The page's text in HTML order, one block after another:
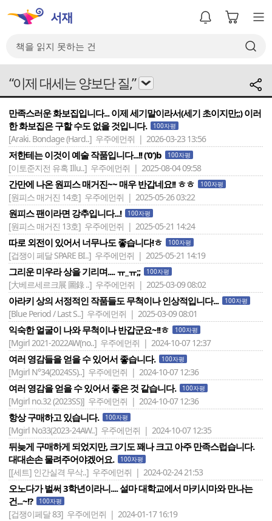
“이제 대세는 양보단 질,”
만족스러운 화보집입니다... 이제 세기말이라서(세기 초이지만;;) 이러
한 화보집은 구할 수도 없을 것입니다.
100자평
[Araki. Bondage (Hard..] 우주에먼쥐 | 2026-03-23 13:56
저한테는 이것이 예술 작품입니다...!! (‘0‘)b 100자평
[이토준지전 유혹 Illu..] 우주에먼쥐 | 2025-08-04 09:58
간만에 나온 원피스 매거진~~ 매우 반갑네요!! ㅎㅎ 100자평
[원피스 매거진 14호] 우주에먼쥐 | 2025-05-26 03:22
원피스 팬이라면 강추입니다...! 100자평
[원피스 매거진 13호] 우주에먼쥐 | 2025-05-21 14:24
따로 외전이 있어서 너무나도 좋습니다!ㅎ 100자평
[겁쟁이 페달 SPARE BI..] 우주에먼쥐 | 2025-05-21 14:19
그리운 미우라 상을 기리며.... ㅠ_ㅠ;; 100자평
[大베르세르크展 圖錄 ..] 우주에먼쥐 | 2025-03-09 08:02
아라키 상의 서정적인 작품들도 무척이나 인상적입니다... 100자평
[Blue Period / Last S..] 우주에먼쥐 | 2025-03-09 08:01
익숙한 얼굴이 나와 무척이나 반갑군요~!!ㅎ 100자평
[Mgirl 2021-2022AW(no..] 우주에먼쥐 | 2024-10-07 12:37
여러 영감들을 얻을 수 있어서 좋습니다. 100자평
[Mgirl N°34(2024SS)..] 우주에먼쥐 | 2024-10-07 12:36
여러 영감을 얻을 수 있어서 좋은 것 같습니다. 100자평
[Mgirl no.32 (2023SS)] 우주에먼쥐 | 2024-10-07 12:36
항상 구매하고 있습니다. 100자평
[Mgirl No33(2023-24AW..] 우주에먼쥐 | 2024-10-07 12:35
뒤늦게 구매하게 되었지만, 크기도 꽤나 크고 아주 만족스럽습니다.
대대손손 물려주어야겠어요.
100자평
[[세트] 인간실격 무삭..] 우주에먼쥐 | 2024-02-24 21:53
오노다가 벌써 3학년이라니.... 설마 대학교에서 마키시마와 만나는
건...~!?
100자평
[겁쟁이페달 83] 우주에먼쥐 | 2024-01-17 16:19